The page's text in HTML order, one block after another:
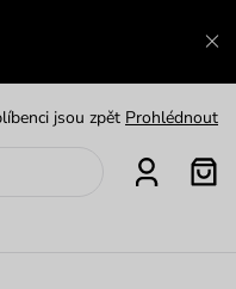
Nech se inspirovat Ukázat